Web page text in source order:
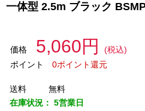
一体型 2.5m ブラック
価格 5,060円
(税込)
ポイント
0ポイント還元
送料
無料
在庫状況： 5営業日